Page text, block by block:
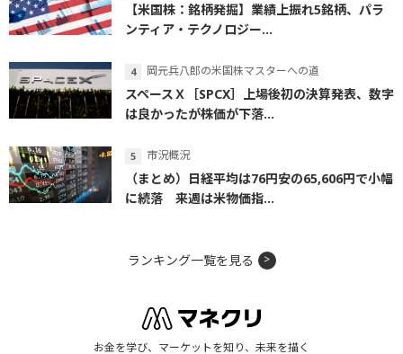
【米国株：銘柄発掘】業績上振れ5銘柄、パラ
ンティア・テクノロジー...
岡元兵八郎の米国株マスターへの道
スペースＸ［SPCX］上場後初の決算発表、数字
は良かったが株価が下落...
市況概況
（まとめ）日経平均は76円安の65,606円で小幅
に続落 来週は米物価指...
ランキング一覧を見る
お金を学び、マーケットを知り、未来を描く